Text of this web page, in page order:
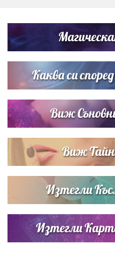
си деца на семейна морска
Звездна ваканция в
Кортни Кокс и Джим Къртис
Каква си
Виж
Виж
Изтегли
Изтегли